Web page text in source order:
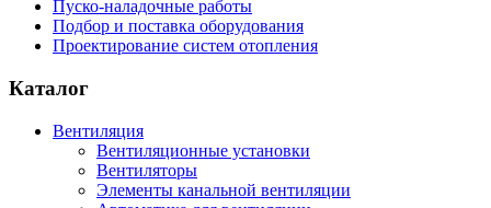
Пуско-наладочные работы
Подбор и поставка оборудования
Проектирование систем отопления
Каталог
Вентиляция
Вентиляционные установки
Вентиляторы
Элементы канальной вентиляции